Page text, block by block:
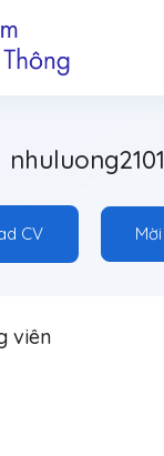
nhuluong2101
CV Mời
viên